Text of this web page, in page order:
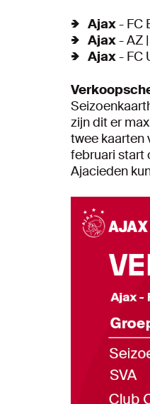
Ajax- FC
Ajax- AZ
Ajax- FC
zijn dit er
twee kaarten
februari start
Ajacieden